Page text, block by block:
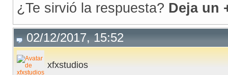
¿Te sirvió la respuesta? Deja un
02/12/2017, 15:52
xfxstudios